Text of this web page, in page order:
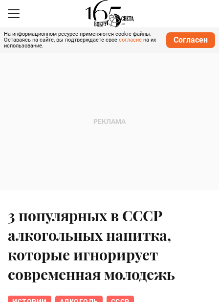
На информационном ресурсе применяются cookie-файлы.
Оставаясь на сайте, вы подтверждаете свое согласие на их
использование.
Согласен
3 популярных в СССР
алкогольных напитка,
которые игнорирует
современная молодежь